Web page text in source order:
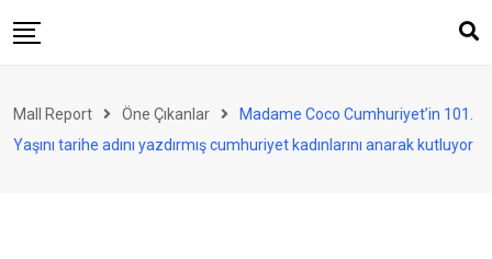
to
Perakende
Mall Report Öne Çıkanlar
Madame Coco Cumhuriyet’in 101.
Yaşını tarihe adını yazdırmış cumhuriyet kadınlarını anarak kutluyor